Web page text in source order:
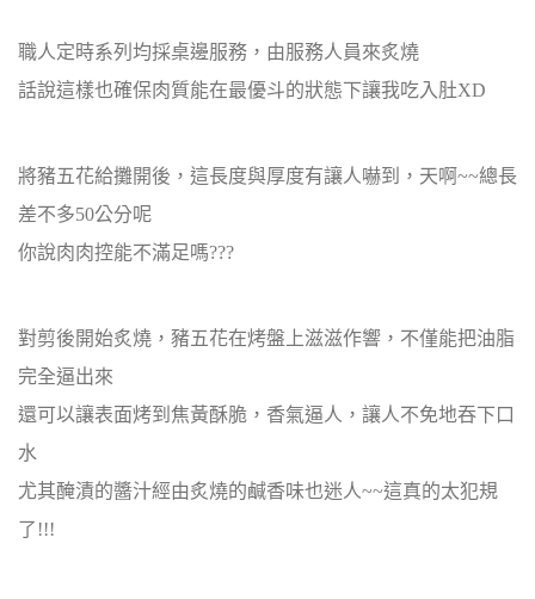
職人定時系列均採桌邊服務，由服務人員來炙燒
話說這樣也確保肉質能在最優斗的狀態下讓我吃入肚XD
將豬五花給攤開後，這長度與厚度有讓人嚇到，天啊~~總長
差不多50公分呢
你說肉肉控能不滿足嗎???
對剪後開始炙燒，豬五花在烤盤上滋滋作響，不僅能把油脂
完全逼出來
還可以讓表面烤到焦黃酥脆，香氣逼人，讓人不免地吞下口
水
尤其醃漬的醬汁經由炙燒的鹹香味也迷人~~這真的太犯規
了!!!